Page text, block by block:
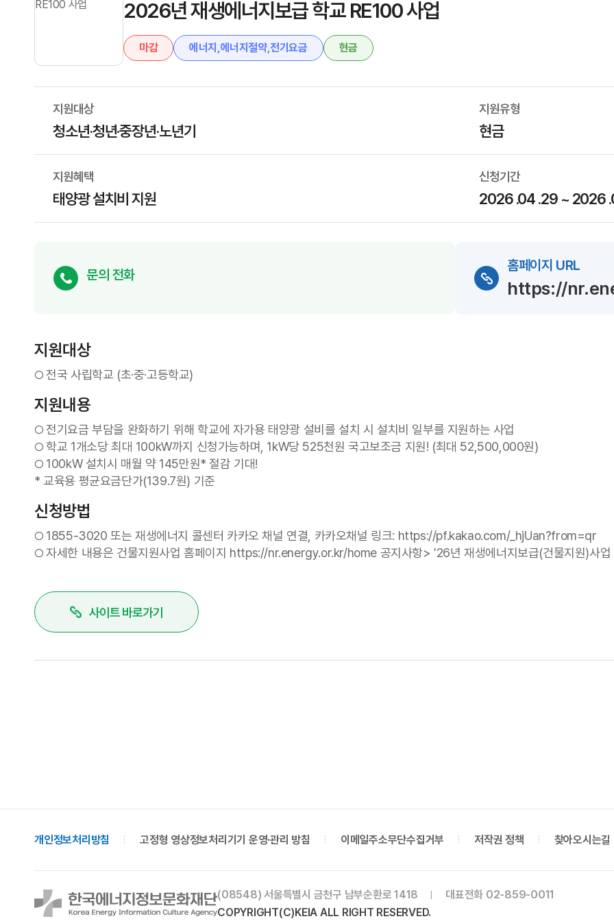
2026년 재생에너지보급 학교 RE100 사업
마감 에너지,에너지절약,전기요금 현금
지원대상
청소년·청년·중장년·노년기
지원유형
현금
지원혜택
태양광 설치비 지원
신청기간
2026 .04 .29 ~ 2026
문의 전화
홈페이지 URL
https://
지원대상
○전국 사립학교 (초·중·고등학교)
지원내용
○전기요금 부담을 완화하기 위해 학교에 자가용 태양광 설비를 설치 시 설치비 일부를 지원하는 사업
○학교 1개소당 최대 100kW까지 신청가능하며, 1kW당 525천원 국고보조금 지원! (최대 52,500,000원)
○ 100kW 설치시 매월 약 145만원* 절감 기대!
* 교육용 평균요금단가(139.7원) 기준
신청방법
○ 1855-3020 또는 재생에너지 콜센터 카카오 채널 연결, 카카오채널 링크: https://pf.kakao.com/_hjUan?from=qr
○자세한 내용은 건물지원사업 홈페이지 https://nr.energy.or.kr/home 공지사항> '26년 재생에너지보급(건물지원)사업
사이트 바로가기
개인정보처리방침 고정형 영상정보처리기기 운영·관리 방침 이메일주소무단수집거부 저작권 정책 찾아오시는길
(08548) 서울특별시 금천구 남부순환로 1418
대표전화 02-859-0011
COPYRIGHT(C)KEIA ALL RIGHT RESERVED.